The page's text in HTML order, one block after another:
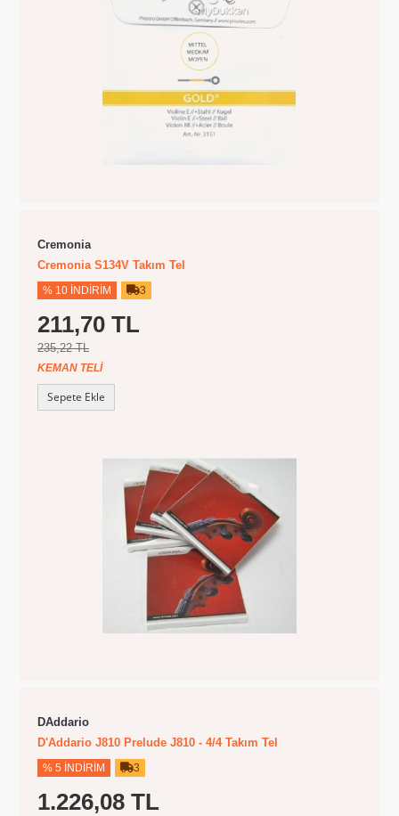
Cremonia
Cremonia S134V Takım Tel
% 10 İNDIRIM 3
211,70 TL
235,22 TL
KEMAN TELI
Sepete Ekle
DAddario
D'Addario J810 Prelude J810 - 4/4 Takım Tel
% 5 İNDIRIM 3
1.226,08 TL